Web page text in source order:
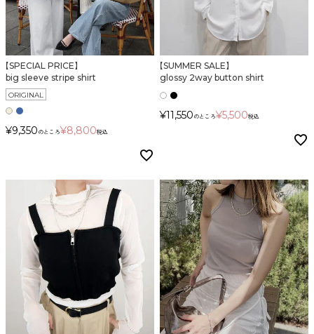
ORIGINAL HIT ITEM
カラー
〜
在庫なし商品
表示する
表示しない
【SPECIAL PRICE】
big sleeve stripe shirt
ORIGINAL
¥9,350 のところ¥8,800税込
【SUMMER SALE】
glossy 2way button shirt
¥11,550 のところ¥5,500税込